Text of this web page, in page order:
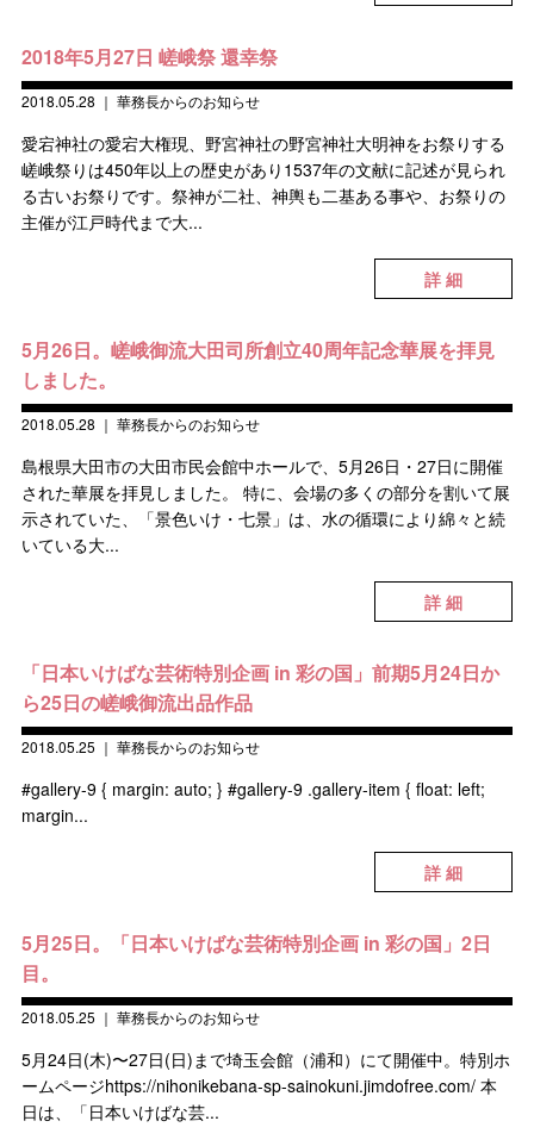
2018年5月27日 嵯峨祭 還幸祭
2018.05.28 ｜ 華務長からのお知らせ
愛宕神社の愛宕大権現、野宮神社の野宮神社大明神をお祭りする
嵯峨祭りは450年以上の歴史があり1537年の文献に記述が見られ
る古いお祭りです。祭神が二社、神輿も二基ある事や、お祭りの
主催が江戸時代まで大...
詳 細
5月26日。嵯峨御流大田司所創立40周年記念華展を拝見
しました。
2018.05.28 ｜ 華務長からのお知らせ
島根県大田市の大田市民会館中ホールで、5月26日・27日に開催
された華展を拝見しました。 特に、会場の多くの部分を割いて展
示されていた、「景色いけ・七景」は、水の循環により綿々と続
いている大...
詳 細
「日本いけばな芸術特別企画 in 彩の国」前期5月24日か
ら25日の嵯峨御流出品作品
2018.05.25 ｜ 華務長からのお知らせ
#gallery-9 { margin: auto; } #gallery-9 .gallery-item { float: left;
margin...
詳 細
5月25日。「日本いけばな芸術特別企画 in 彩の国」2日
目。
2018.05.25 ｜ 華務長からのお知らせ
5月24日(木)〜27日(日)まで埼玉会館（浦和）にて開催中。特別ホ
ームページhttps://nihonikebana-sp-sainokuni.jimdofree.com/ 本
日は、「日本いけばな芸...